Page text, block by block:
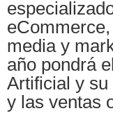
eCommerce,
media y
año pondrá
Artificial y
y las ventas